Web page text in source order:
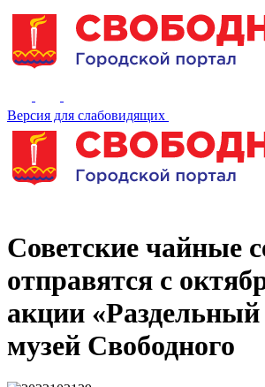
Версия для слабовидящих
Советские чайные
отправятся с
акции «Раздельный
музей Свободного